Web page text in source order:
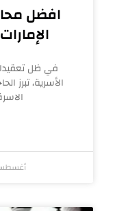
افضل
في ظل تعقيدات
الأسرية، تبرز
أغسطس 7,